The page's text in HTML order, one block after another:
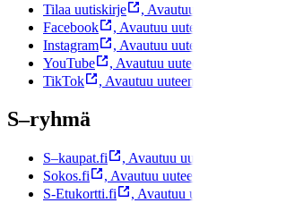
Tilaa uutiskirje , Avautuu uuteen välilehteen
Facebook
, Avautuu uuteen välilehteen
Instagram
, Avautuu uuteen välilehteen
YouTube
, Avautuu uuteen välilehteen
TikTok
, Avautuu uuteen välilehteen
S–ryhmä
S–kaupat.fi , Avautuu uuteen välilehteen
Sokos.fi
, Avautuu uuteen välilehteen
S-Etukortti.fi
, Avautuu uuteen välilehteen